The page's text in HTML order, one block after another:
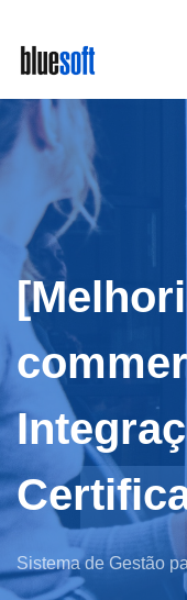
main
content
Sistema de Gestão